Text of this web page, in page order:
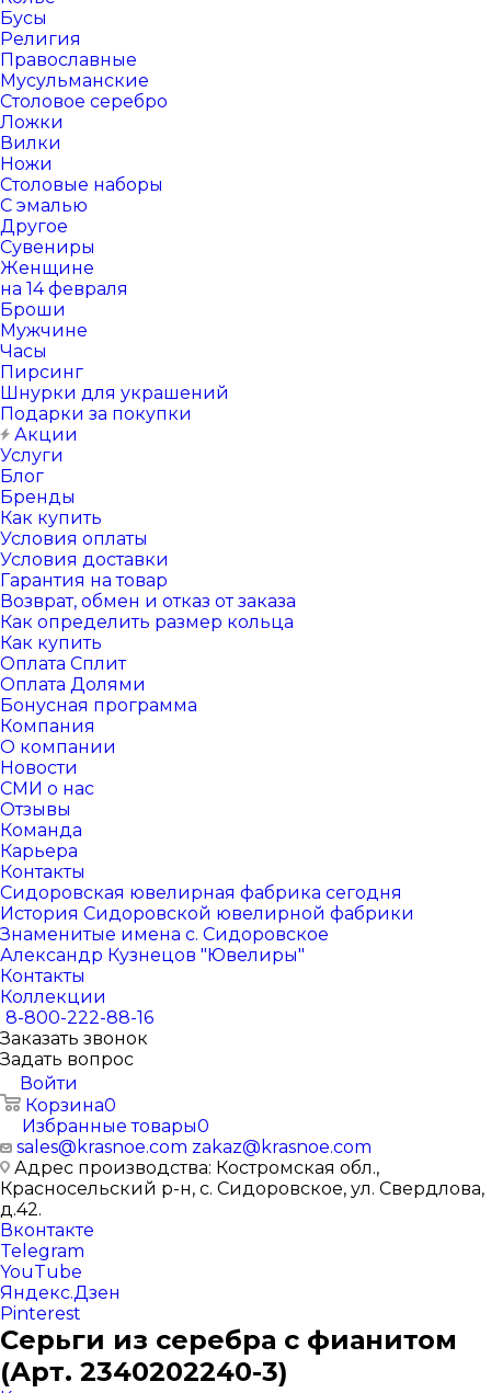
Бусы
Религия
Православные
Мусульманские
Столовое серебро
Ложки
Вилки
Ножи
Столовые наборы
С эмалью
Другое
Сувениры
Женщине
на 14 февраля
Броши
Мужчине
Часы
Пирсинг
Шнурки для украшений
Подарки за покупки
Акции
Услуги
Блог
Бренды
Как купить
Условия оплаты
Условия доставки
Гарантия на товар
Возврат, обмен и отказ от заказа
Как определить размер кольца
Как купить
Оплата Сплит
Оплата Долями
Бонусная программа
Компания
О компании
Новости
СМИ о нас
Отзывы
Команда
Карьера
Контакты
Сидоровская ювелирная фабрика сегодня
История Сидоровской ювелирной фабрики
Знаменитые имена с. Сидоровское
Александр Кузнецов "Ювелиры"
Контакты
Коллекции
8-800-222-88-16
Заказать звонок
Задать вопрос
Войти
Корзина0
Избранные товары0
sales@krasnoe.com zakaz@krasnoe.com
Адрес производства: Костромская обл.,
Красносельский р-н, с. Сидоровское, ул. Свердлова,
д.42.
Вконтакте
Telegram
YouTube
Яндекс.Дзен
Pinterest
Серьги из серебра с фианитом
(Арт. 2340202240-3)